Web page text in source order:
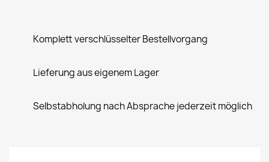
Komplett verschlüsselter Bestellvorgang
Lieferung aus eigenem Lager
Selbstabholung nach Absprache jederzeit möglich